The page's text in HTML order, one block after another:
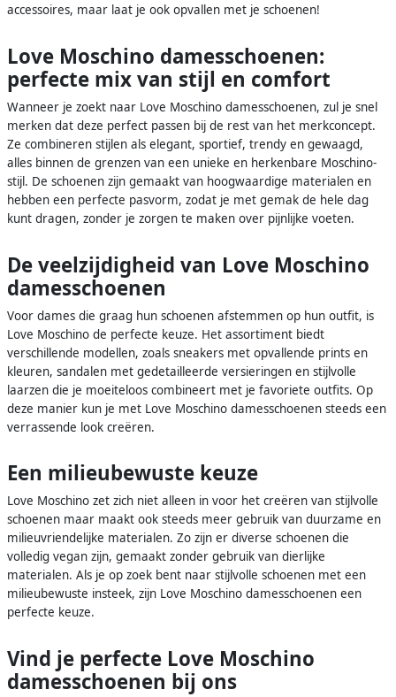
accessoires, maar laat je ook opvallen met je schoenen!
Love Moschino damesschoenen:
perfecte mix van stijl en comfort
Wanneer je zoekt naar Love Moschino damesschoenen, zul je snel
merken dat deze perfect passen bij de rest van het merkconcept.
Ze combineren stijlen als elegant, sportief, trendy en gewaagd,
alles binnen de grenzen van een unieke en herkenbare Moschino-
stijl. De schoenen zijn gemaakt van hoogwaardige materialen en
hebben een perfecte pasvorm, zodat je met gemak de hele dag
kunt dragen, zonder je zorgen te maken over pijnlijke voeten.
De veelzijdigheid van Love Moschino
damesschoenen
Voor dames die graag hun schoenen afstemmen op hun outfit, is
Love Moschino de perfecte keuze. Het assortiment biedt
verschillende modellen, zoals sneakers met opvallende prints en
kleuren, sandalen met gedetailleerde versieringen en stijlvolle
laarzen die je moeiteloos combineert met je favoriete outfits. Op
deze manier kun je met Love Moschino damesschoenen steeds een
verrassende look creëren.
Een milieubewuste keuze
Love Moschino zet zich niet alleen in voor het creëren van stijlvolle
schoenen maar maakt ook steeds meer gebruik van duurzame en
milieuvriendelijke materialen. Zo zijn er diverse schoenen die
volledig vegan zijn, gemaakt zonder gebruik van dierlijke
materialen. Als je op zoek bent naar stijlvolle schoenen met een
milieubewuste insteek, zijn Love Moschino damesschoenen een
perfecte keuze.
Vind je perfecte Love Moschino
damesschoenen bij ons